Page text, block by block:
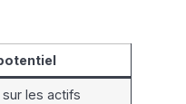
les actifs